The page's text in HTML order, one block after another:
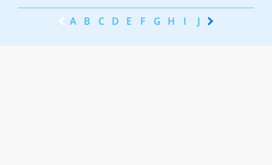
A B C D E F G H I J K